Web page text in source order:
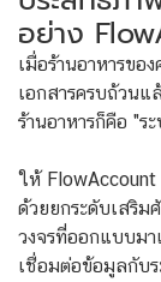
อย่าง
เมื่อร้านอาหารขอ
เอกสารครบถ้วน
ร้านอาหารก็คือ "
ให้ FlowAccount
ด้วยยกระดับเสริม
วงจรที่ออกแบบมา
เชื่อมต่อข้อมูลกับ